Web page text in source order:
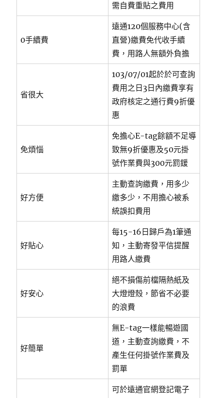
需自費重貼之費用
0手續費
遠通120個服務中心(含
直營)繳費免代收手續
費，用路人無額外負擔
省很大
103/07/01起於於可查詢
費用之日3日內繳費享有
政府核定之通行費9折優
惠
免煩惱
免擔心E-tag餘額不足導
致無9折優惠及50元掛
號作業費與300元罰鍰
好方便
主動查詢繳費，用多少
繳多少，不用擔心被系
統誤扣費用
好貼心
每15-16日歸戶為1筆通
知，主動寄發平信提醒
用路人繳費
好安心
絕不損傷前檔隔熱紙及
大燈燈殼，節省不必要
的浪費
好簡單
無E-tag一樣能暢遊國
道，主動查詢繳費，不
產生任何掛號作業費及
罰單
可於遠通官網登記電子